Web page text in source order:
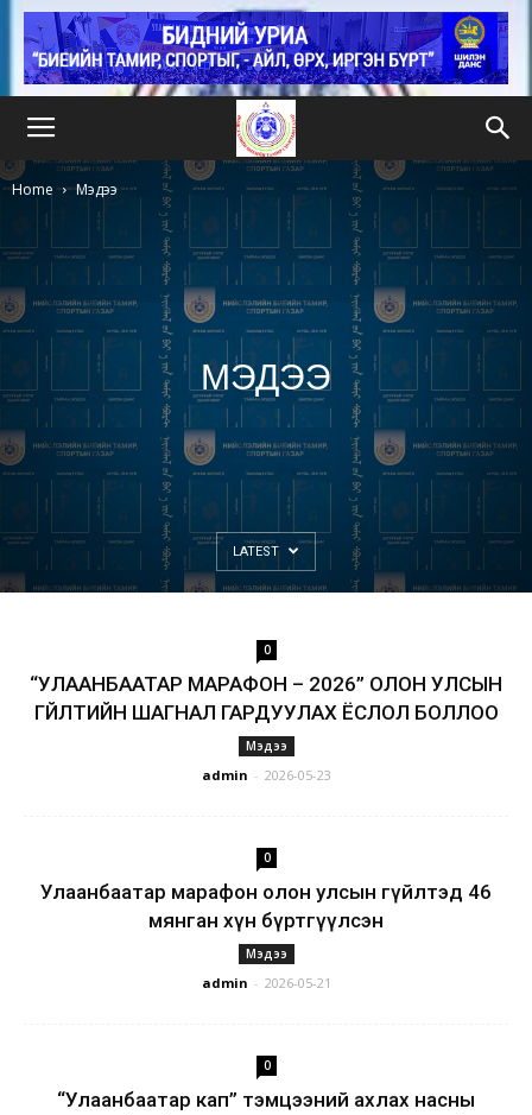
Home Мэдээ
МЭДЭЭ
LATEST
0
“УЛААНБААТАР МАРАФОН – 2026” ОЛОН УЛСЫН
ГҮЙЛТИЙН ШАГНАЛ ГАРДУУЛАХ ЁСЛОЛ БОЛЛОО
Мэдээ
admin - 2026-05-23
0
Улаанбаатар марафон олон улсын гүйлтэд 46
мянган хүн бүртгүүлсэн
Мэдээ
admin - 2026-05-21
0
“Улаанбаатар кап” тэмцээний ахлах насны